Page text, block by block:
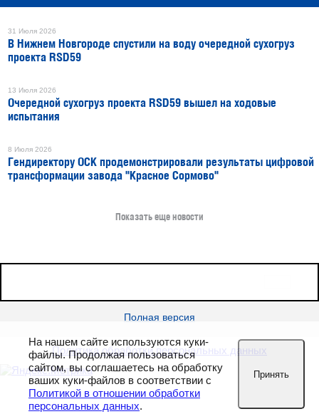
31 Июля 2026
В Нижнем Новгороде спустили на воду очередной сухогруз
проекта RSD59
13 Июля 2026
Очередной сухогруз проекта RSD59 вышел на ходовые
испытания
8 Июля 2026
Гендиректору ОСК продемонстрировали результаты цифровой
трансформации завода "Красное Сормово"
Показать еще новости
Полная версия
Политика обработки персональных данных
На нашем сайте используются куки-
файлы. Продолжая пользоваться
сайтом, вы соглашаетесь на обработку
ваших куки-файлов в соответствии с
Политикой в отношении обработки
персональных данных.
Принять